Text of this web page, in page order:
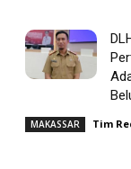
MAKASSAR Tim